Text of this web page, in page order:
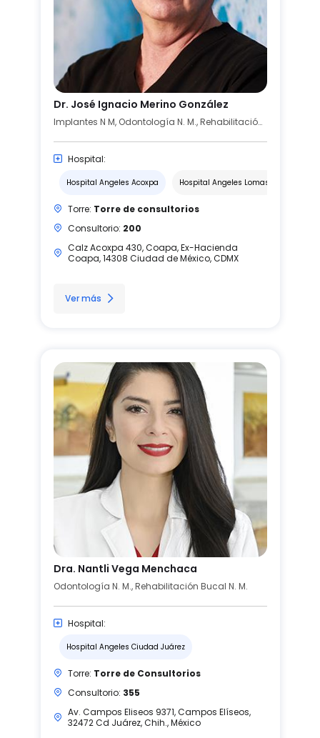
Dr. José Ignacio Merino González
Implantes N M, Odontología N. M., Rehabilitación Bucal N. M.
Hospital:
Hospital Angeles Acoxpa Hospital Angeles Lomas
Torre: Torre de consultorios
Consultorio: 200
Calz Acoxpa 430, Coapa, Ex-Hacienda
Coapa, 14308 Ciudad de México, CDMX
Ver más
Dra. Nantli Vega Menchaca
Odontología N. M., Rehabilitación Bucal N. M.
Hospital:
Hospital Angeles Ciudad Juárez
Torre: Torre de Consultorios
Consultorio: 355
Av. Campos Eliseos 9371, Campos Elíseos,
32472 Cd Juárez, Chih., México